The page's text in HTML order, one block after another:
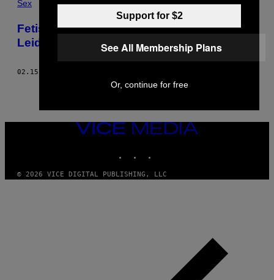
Sex
Fetischisten erzählen, wie sie ihre
Leidenschaft trotz Lockdown ausleben
02.15.21
VICE
© 2026 VICE DIGITAL PUBLISHING, LLC
Support for $2
See All Membership Plans
Or, continue for free